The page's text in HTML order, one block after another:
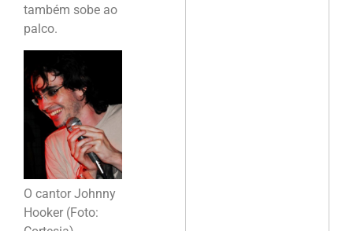
também sobe ao
palco.
O cantor Johnny
Hooker (Foto: